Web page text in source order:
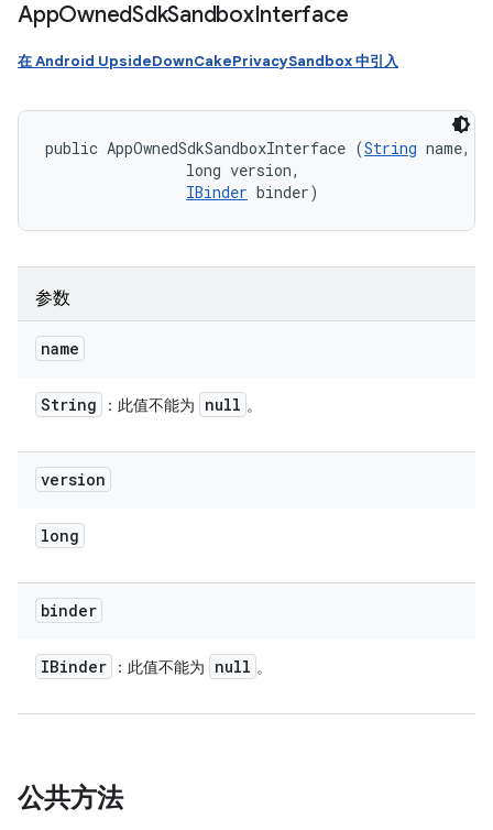
AppOwnedSdkSandboxInterface
在 Android UpsideDownCakePrivacySandbox 中引入
public AppOwnedSdkSandboxInterface (String name,
                long version,
IBinder binder)
参数
name
String ：此值不能为 null 。
version
long
binder
IBinder ：此值不能为 null 。
公共方法